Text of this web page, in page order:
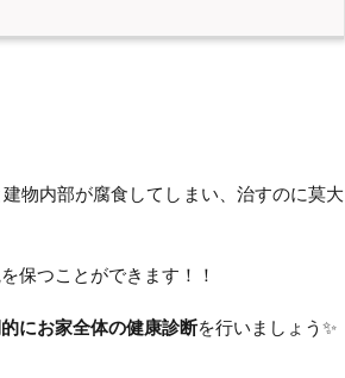
物内部が腐食してしまい、治すのに莫大
保つことができます！！
にお家全体の健康診断を行いましょう✨